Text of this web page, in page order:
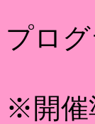
プロ
※開催